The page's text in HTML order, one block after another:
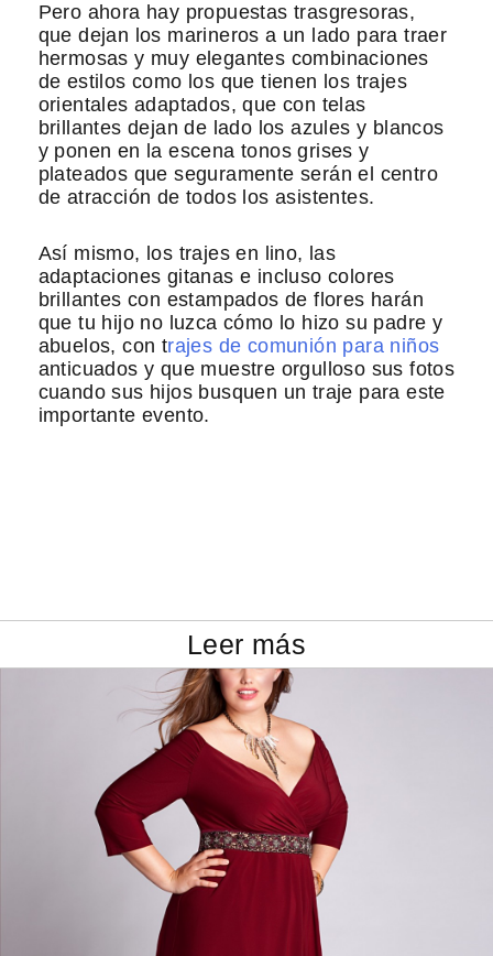
Pero ahora hay propuestas trasgresoras,
que dejan los marineros a un lado para traer
hermosas y muy elegantes combinaciones
de estilos como los que tienen los trajes
orientales adaptados, que con telas
brillantes dejan de lado los azules y blancos
y ponen en la escena tonos grises y
plateados que seguramente serán el centro
de atracción de todos los asistentes.
Así mismo, los trajes en lino, las
adaptaciones gitanas e incluso colores
brillantes con estampados de flores harán
que tu hijo no luzca cómo lo hizo su padre y
abuelos, con trajes de comunión para niños
anticuados y que muestre orgulloso sus fotos
cuando sus hijos busquen un traje para este
importante evento.
Leer más